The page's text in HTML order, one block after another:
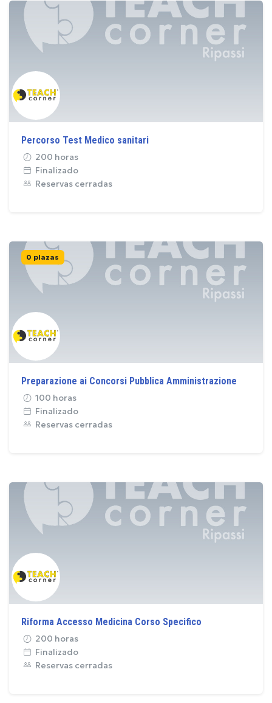
Percorso Test Medico sanitari
200 horas
Finalizado
Reservas cerradas
0 plazas
Preparazione ai Concorsi Pubblica Amministrazione
100 horas
Finalizado
Reservas cerradas
Riforma Accesso Medicina Corso Specifico
200 horas
Finalizado
Reservas cerradas